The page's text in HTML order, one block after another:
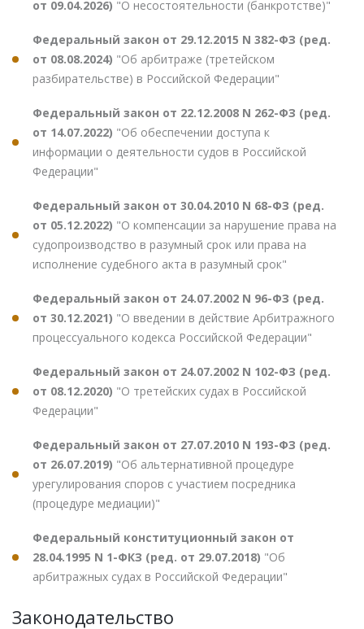
от 09.04.2026) "О несостоятельности (банкротстве)"
Федеральный закон от 29.12.2015 N 382-ФЗ (ред.
от 08.08.2024) "Об арбитраже (третейском
разбирательстве) в Российской Федерации"
Федеральный закон от 22.12.2008 N 262-ФЗ (ред.
от 14.07.2022) "Об обеспечении доступа к
информации о деятельности судов в Российской
Федерации"
Федеральный закон от 30.04.2010 N 68-ФЗ (ред.
от 05.12.2022) "О компенсации за нарушение права на
судопроизводство в разумный срок или права на
исполнение судебного акта в разумный срок"
Федеральный закон от 24.07.2002 N 96-ФЗ (ред.
от 30.12.2021) "О введении в действие Арбитражного
процессуального кодекса Российской Федерации"
Федеральный закон от 24.07.2002 N 102-ФЗ (ред.
от 08.12.2020) "О третейских судах в Российской
Федерации"
Федеральный закон от 27.07.2010 N 193-ФЗ (ред.
от 26.07.2019) "Об альтернативной процедуре
урегулирования споров с участием посредника
(процедуре медиации)"
Федеральный конституционный закон от
28.04.1995 N 1-ФКЗ (ред. от 29.07.2018) "Об
арбитражных судах в Российской Федерации"
Законодательство